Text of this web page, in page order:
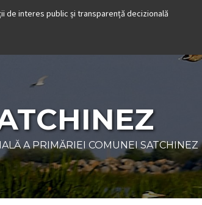
de interes public și transparență decizională
A PRIMĂRIEI COMUNEI SATCHINEZ